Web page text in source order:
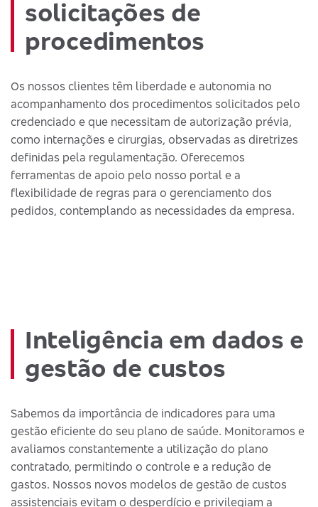
solicitações de
procedimentos
Os nossos clientes têm liberdade e autonomia no
acompanhamento dos procedimentos solicitados pelo
credenciado e que necessitam de autorização prévia,
como internações e cirurgias, observadas as diretrizes
definidas pela regulamentação. Oferecemos
ferramentas de apoio pelo nosso portal e a
flexibilidade de regras para o gerenciamento dos
pedidos, contemplando as necessidades da empresa.
Inteligência em dados e
gestão de custos
Sabemos da importância de indicadores para uma
gestão eficiente do seu plano de saúde. Monitoramos e
avaliamos constantemente a utilização do plano
contratado, permitindo o controle e a redução de
gastos. Nossos novos modelos de gestão de custos
assistenciais evitam o desperdício e privilegiam a